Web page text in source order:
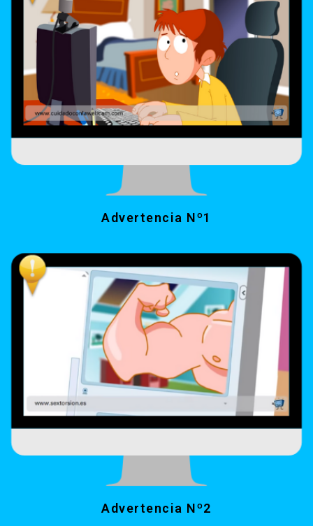
Advertencia Nº1
Advertencia Nº2